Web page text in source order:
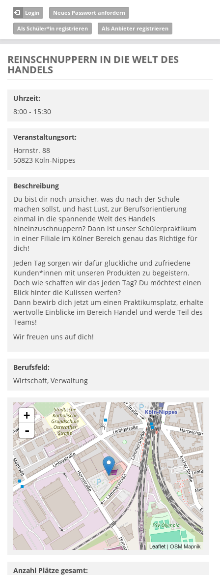
Direkt zum Inhalt
Login Neues Passwort anfordern
Als Schüler*in registrieren Als Anbieter registrieren
REINSCHNUPPERN IN DIE WELT DES
HANDELS
Uhrzeit:
8:00 - 15:30
Veranstaltungsort:
Hornstr. 88
50823 Köln-Nippes
Beschreibung
Du bist dir noch unsicher, was du nach der Schule
machen sollst, und hast Lust, zur Berufsorientierung
einmal in die spannende Welt des Handels
hineinzuschnuppern? Dann ist unser Schülerpraktikum
in einer Filiale im Kölner Bereich genau das Richtige für
dich!
Jeden Tag sorgen wir dafür glückliche und zufriedene
Kunden*innen mit unseren Produkten zu begeistern.
Doch wie schaffen wir das jeden Tag? Du möchtest einen
Blick hinter die Kulissen werfen?
Dann bewirb dich jetzt um einen Praktikumsplatz, erhalte
wertvolle Einblicke im Bereich Handel und werde Teil des
Teams!
Wir freuen uns auf dich!
Berufsfeld:
Wirtschaft, Verwaltung
+
-
Leaflet | OSM Mapnik
Anzahl Plätze gesamt: